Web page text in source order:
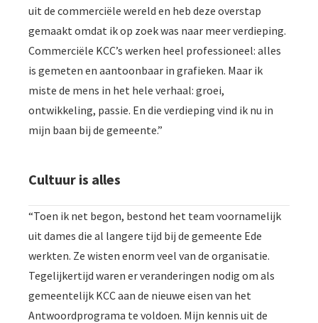
uit de commerciële wereld en heb deze overstap
gemaakt omdat ik op zoek was naar meer verdieping.
Commerciële KCC’s werken heel professioneel: alles
is gemeten en aantoonbaar in grafieken. Maar ik
miste de mens in het hele verhaal: groei,
ontwikkeling, passie. En die verdieping vind ik nu in
mijn baan bij de gemeente.”
Cultuur is alles
“Toen ik net begon, bestond het team voornamelijk
uit dames die al langere tijd bij de gemeente Ede
werkten. Ze wisten enorm veel van de organisatie.
Tegelijkertijd waren er veranderingen nodig om als
gemeentelijk KCC aan de nieuwe eisen van het
Antwoordprograma te voldoen. Mijn kennis uit de